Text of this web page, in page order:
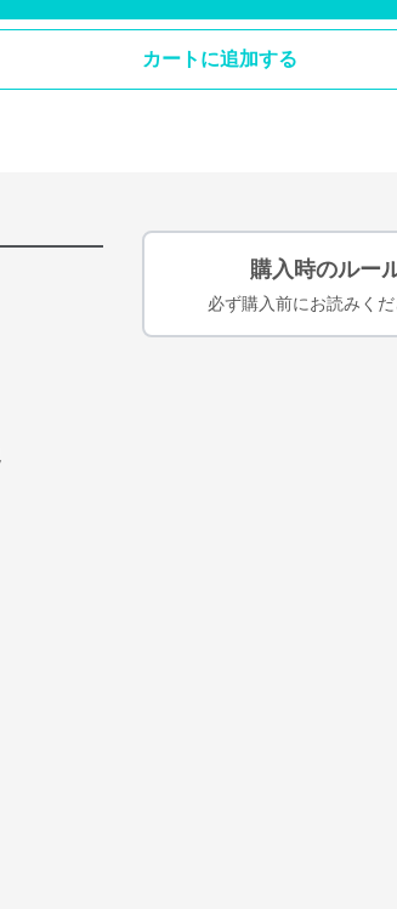
カートに追加する
購入時のルー
必ず購入前にお読みくだ